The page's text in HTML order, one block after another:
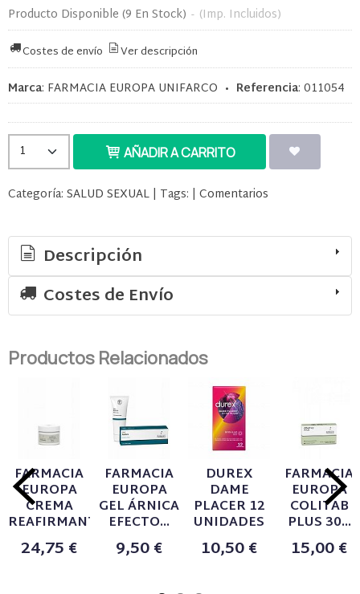
Producto Disponible (9 En Stock) - (Imp. Incluidos)
Costes de envío Ver descripción
Marca: FARMACIA EUROPA UNIFARCO • Referencia: 011054
AÑADIR A CARRITO
Categoría: SALUD SEXUAL | Tags: | Comentarios
Descripción
Costes de Envío
Productos Relacionados
FARMACIA
EUROPA
CREMA
REAFIRMANTE...
24,75 €
FARMACIA
EUROPA
GEL ÁRNICA
EFECTO...
9,50 €
DUREX
DAME
PLACER 12
UNIDADES
10,50 €
FARMACIA
EUROPA
COLITAB
PLUS 30...
15,00 €